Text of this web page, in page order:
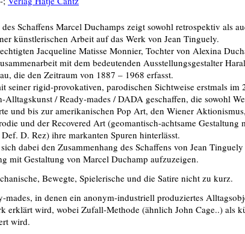
Schaffens Marcel Duchamps zeigt sowohl retrospektiv als
künstlerischen Arbeit auf das Werk von Jean Tinguely.
Jacqueline Matisse Monnier, Tochter von Alexina
mit dem bedeutenden Ausstellungsgestalter
die den Zeitraum von 1887 – 1968 erfasst.
seiner rigid-provokativen, parodischen Sichtweise erstmals im
Alltagskunst / Ready-mades / DADA geschaffen, die sowohl
und bis zur amerikanischen Pop Art, den Wiener
und der Recovered Art (geomantisch-achtsame Gestaltung
D. Rez) ihre markanten Spuren hinterlässt.
dabei den Zusammenhang des Schaffens von Jean
mit Gestaltung von Marcel Duchamp aufzuzeigen.
Bewegte, Spielerische und die Satire nicht zu kurz.
mades, in denen ein anonym-industriell produziertes
erklärt wird, wobei Zufall-Methode (ähnlich John Cage..) als
wird.